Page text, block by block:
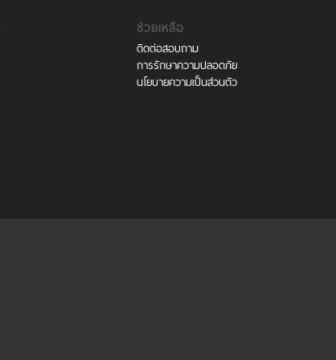
ช่วยเหลือ
ติดต่อสอบถาม
การรักษาความปลอดภัย
นโยบายความเป็นส่วนตัว